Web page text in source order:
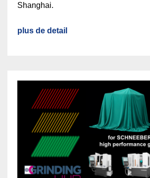
Shanghai.
plus de detail